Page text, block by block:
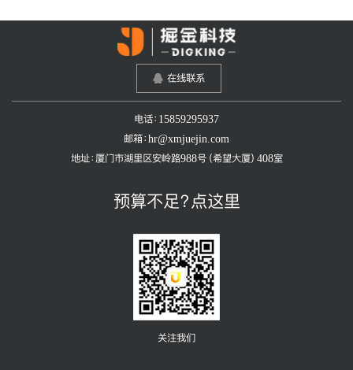
在线联系
电话：15859295937
邮箱：hr@xmjuejin.com
地址：厦门市湖里区安岭路988号（希望大厦）408室
预算不足？点这里
关注我们